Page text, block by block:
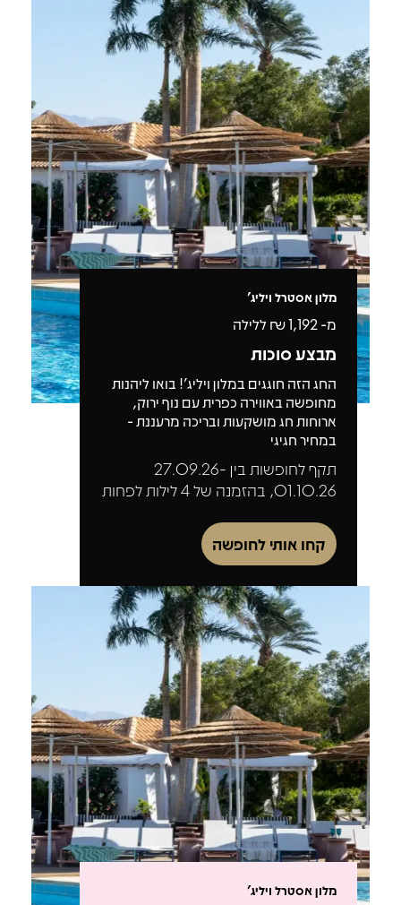
מלון אסטרל ויליג'
מ- 1,192₪ ללילה
מבצע סוכות
החג הזה חוגגים במלון ויליג'! בואו ליהנות
מחופשה באווירה כפרית עם נוף ירוק,
ארוחות חג מושקעות ובריכה מרעננת -
במחיר חגיגי
תקף לחופשות בין 27.09.26-
01.10.26, בהזמנה של 4 לילות לפחות
קחו אותי לחופשה
מלון אסטרל ויליג'